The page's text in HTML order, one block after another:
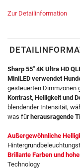
Zur Detailinformation
Sharp 55" 4K Ultra HD
MiniLED verwendet
gesteuerten Dimmzonen
Kontrast, Helligkeit und
blendender Intensität,
was für herausragende
Außergewöhnliche
Brillante Farben und
Technology